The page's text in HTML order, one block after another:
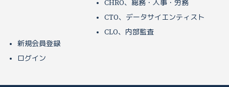
CHRO、総務・人事・労務
CTO、データサイエンティスト
CLO、内部監査
新規会員登録
ログイン